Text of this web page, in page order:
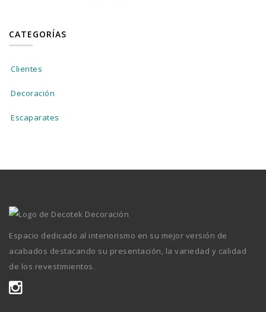
CATEGORÍAS
Clientes
Decoración
Escaparates
Espacio dedicado al interiorismo en su mejor versión de
acabados destacando su presentación, la variedad y calidad
de los revestimientos.